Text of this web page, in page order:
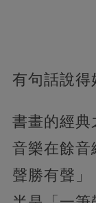
有句話說得
書畫的經典
音樂在餘音
聲勝有聲」